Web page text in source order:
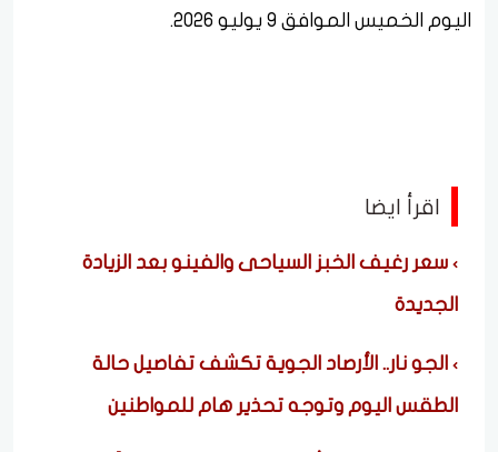
اليوم الخميس الموافق 9 يوليو 2026.
اقرأ ايضا
سعر رغيف الخبز السياحى والفينو بعد الزيادة
الجديدة
الجو نار.. الأرصاد الجوية تكشف تفاصيل حالة
الطقس اليوم وتوجه تحذير هام للمواطنين